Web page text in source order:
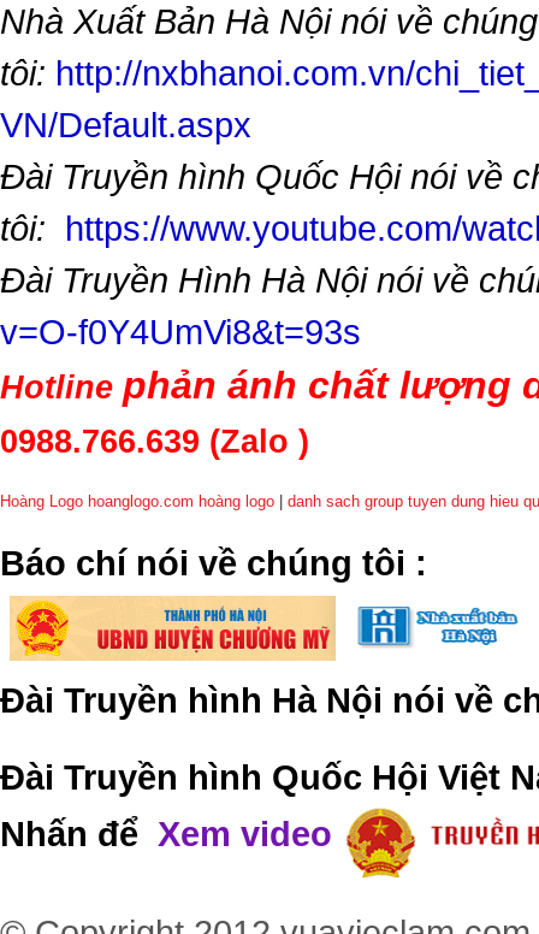
Nhà Xuất Bản Hà Nội nói về chúng
tôi: http://nxbhanoi.com.vn/
VN/Default.aspx
Đài Truyền hình Quốc Hội nói về
tôi: https://www.youtube.com/
Đài Truyền Hình Hà Nội nói về
v=O-f0Y4UmVi8&t=93s
Hotline phản ánh chất lượng
0988.766.639 (Zalo )
Hoàng Logo hoanglogo.com hoàng logo danh sach group tuyen dung hieu
​Báo chí nói về chúng tôi :
Đài Truyền hình Hà Nội nói về
Đài Truyền hình Quốc Hội Việt
Nhấn để Xem video